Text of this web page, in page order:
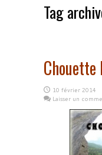
Tag
Chouette
10 février 2014
Laisser un